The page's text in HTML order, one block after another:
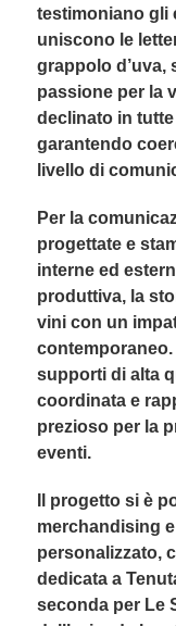
slide
testimoniano gli
uniscono le
grappolo d’uva,
passione per la
declinato in
garantendo
livello di
Per la
progettate e
interne ed
produttiva, la
vini con un
contemporaneo.
supporti di alta
coordinata e
prezioso per la
eventi.
Il progetto si è
merchandising
personalizzato,
dedicata a
seconda per Le